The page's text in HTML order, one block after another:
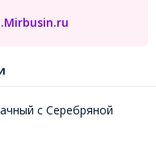
с Серебряной